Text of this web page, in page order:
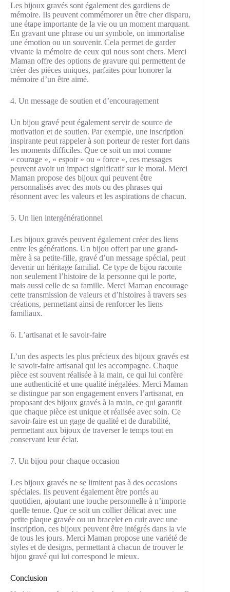
Les bijoux gravés sont également des gardiens de
mémoire. Ils peuvent commémorer un être cher disparu,
une étape importante de la vie ou un moment marquant.
En gravant une phrase ou un symbole, on immortalise
une émotion ou un souvenir. Cela permet de garder
vivante la mémoire de ceux qui nous sont chers. Merci
Maman offre des options de gravure qui permettent de
créer des pièces uniques, parfaites pour honorer la
mémoire d’un être aimé.
4. Un message de soutien et d’encouragement
Un bijou gravé peut également servir de source de
motivation et de soutien. Par exemple, une inscription
inspirante peut rappeler à son porteur de rester fort dans
les moments difficiles. Que ce soit un mot comme
« courage », « espoir » ou « force », ces messages
peuvent avoir un impact significatif sur le moral. Merci
Maman propose des bijoux qui peuvent être
personnalisés avec des mots ou des phrases qui
résonnent avec les valeurs et les aspirations de chacun.
5. Un lien intergénérationnel
Les bijoux gravés peuvent également créer des liens
entre les générations. Un bijou offert par une grand-
mère à sa petite-fille, gravé d’un message spécial, peut
devenir un héritage familial. Ce type de bijou raconte
non seulement l’histoire de la personne qui le porte,
mais aussi celle de sa famille. Merci Maman encourage
cette transmission de valeurs et d’histoires à travers ses
créations, permettant ainsi de renforcer les liens
familiaux.
6. L’artisanat et le savoir-faire
L’un des aspects les plus précieux des bijoux gravés est
le savoir-faire artisanal qui les accompagne. Chaque
pièce est souvent réalisée à la main, ce qui lui confère
une authenticité et une qualité inégalées. Merci Maman
se distingue par son engagement envers l’artisanat, en
proposant des bijoux gravés à la main, ce qui garantit
que chaque pièce est unique et réalisée avec soin. Ce
savoir-faire est un gage de qualité et de durabilité,
permettant aux bijoux de traverser le temps tout en
conservant leur éclat.
7. Un bijou pour chaque occasion
Les bijoux gravés ne se limitent pas à des occasions
spéciales. Ils peuvent également être portés au
quotidien, ajoutant une touche personnelle à n’importe
quelle tenue. Que ce soit un collier délicat avec une
petite plaque gravée ou un bracelet en cuir avec une
inscription, ces bijoux peuvent être intégrés dans la vie
de tous les jours. Merci Maman propose une variété de
styles et de designs, permettant à chacun de trouver le
bijou gravé qui lui correspond le mieux.
Conclusion